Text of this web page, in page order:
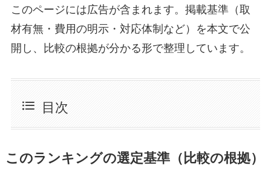
このページには広告が含まれます。掲載基準（取
材有無・費用の明示・対応体制など）を本文で公
開し、比較の根拠が分かる形で整理しています。
目次
このランキングの選定基準（比較の根拠）